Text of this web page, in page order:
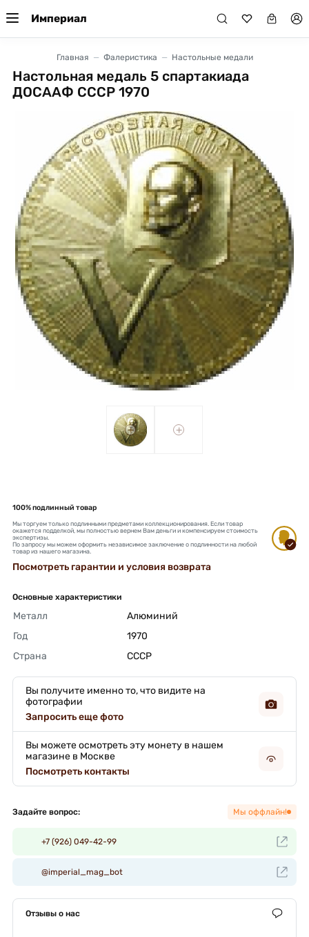
Империал
Главная Фалеристика Настольные медали
Настольная медаль 5 спартакиада
ДОСААФ СССР 1970
+ +
100% подлинный товар
Мы торгуем только подлинными предметами коллекционирования. Если товар
окажется подделкой, мы полностью вернем Вам деньги и компенсируем стоимость
экспертизы.
По запросу мы можем оформить независимое заключение о подлинности на любой
товар из нашего магазина.
Посмотреть гарантии и условия возврата
Основные характеристики
Металл
Алюминий
Год
1970
Страна
СССР
Вы получите именно то, что видите на
фотографии
Запросить еще фото
Вы можете осмотреть эту монету в нашем
магазине в Москве
Посмотреть контакты
Задайте вопрос: Мы оффлайн!
+7 (926) 049-42-99
@imperial_mag_bot
Отзывы о нас